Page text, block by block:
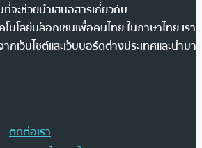
จะช่วยนำเสนอสารเกี่ยวกับ
นโลยีบล็อกเชนเพื่อคนไทย ในภาษาไทย เรา
เว็บไซต์และเว็บบอร์ดต่างประเทศและนำมา
ติดต่อเรา